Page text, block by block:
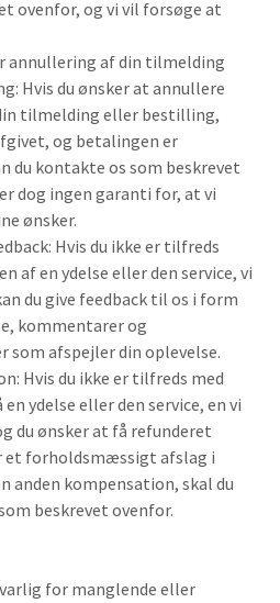
ovenfor, og vi vil forsøge at
annullering af din tilmelding
Hvis du ønsker at annullere
tilmelding eller bestilling,
og betalingen er
du kontakte os som beskrevet
dog ingen garanti for, at vi
ønsker.
Hvis du ikke er tilfreds
af en ydelse eller den service, vi
du give feedback til os i form
kommentarer og
som afspejler din oplevelse.
Hvis du ikke er tilfreds med
ydelse eller den service, en vi
du ønsker at få refunderet
et forholdsmæssigt afslag i
anden kompensation, skal du
beskrevet ovenfor.
for manglende eller